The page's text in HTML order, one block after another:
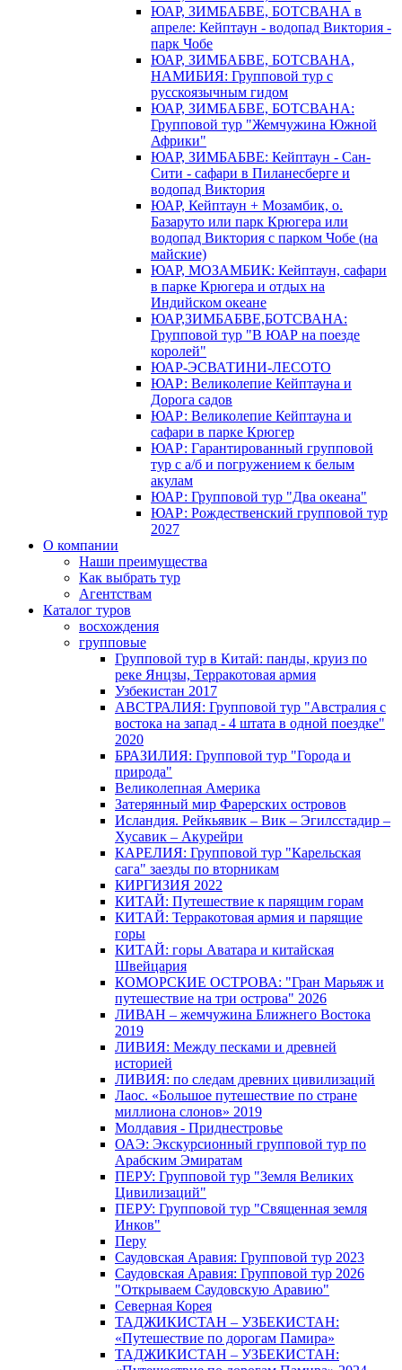
ЮАР, ЗИМБАБВЕ, БОТСВАНА в
апреле: Кейптаун - водопад Виктория -
парк Чобе
ЮАР, ЗИМБАБВЕ, БОТСВАНА,
НАМИБИЯ: Групповой тур с
русскоязычным гидом
ЮАР, ЗИМБАБВЕ, БОТСВАНА:
Групповой тур "Жемчужина Южной
Африки"
ЮАР, ЗИМБАБВЕ: Кейптаун - Сан-
Сити - сафари в Пиланесберге и
водопад Виктория
ЮАР, Кейптаун + Мозамбик, о.
Базаруто или парк Крюгера или
водопад Виктория с парком Чобе (на
майские)
ЮАР, МОЗАМБИК: Кейптаун, сафари
в парке Крюгера и отдых на
Индийском океане
ЮАР,ЗИМБАБВЕ,БОТСВАНА:
Групповой тур "В ЮАР на поезде
королей"
ЮАР-ЭСВАТИНИ-ЛЕСОТО
ЮАР: Великолепие Кейптауна и
Дорога садов
ЮАР: Великолепие Кейптауна и
сафари в парке Крюгер
ЮАР: Гарантированный групповой
тур с а/б и погружением к белым
акулам
ЮАР: Групповой тур "Два океана"
ЮАР: Рождественский групповой тур
2027
О компании
Наши преимущества
Как выбрать тур
Агентствам
Каталог туров
восхождения
групповые
Групповой тур в Китай: панды, круиз по
реке Янцзы, Терракотовая армия
Узбекистан 2017
АВСТРАЛИЯ: Групповой тур "Австралия с
востока на запад - 4 штата в одной поездке"
2020
БРАЗИЛИЯ: Групповой тур "Города и
природа"
Великолепная Америка
Затерянный мир Фарерских островов
Исландия. Рейкьявик – Вик – Эгилсстадир –
Хусавик – Акурейри
КАРЕЛИЯ: Групповой тур "Карельская
сага" заезды по вторникам
КИРГИЗИЯ 2022
КИТАЙ: Путешествие к парящим горам
КИТАЙ: Терракотовая армия и парящие
горы
КИТАЙ: горы Аватара и китайская
Швейцария
КОМОРСКИЕ ОСТРОВА: "Гран Марьяж и
путешествие на три острова" 2026
ЛИВАН – жемчужина Ближнего Востока
2019
ЛИВИЯ: Между песками и древней
историей
ЛИВИЯ: по следам древних цивилизаций
Лаос. «Большое путешествие по стране
миллиона слонов» 2019
Молдавия - Приднестровье
ОАЭ: Экскурсионный групповой тур по
Арабским Эмиратам
ПЕРУ: Групповой тур "Земля Великих
Цивилизаций"
ПЕРУ: Групповой тур "Священная земля
Инков"
Перу
Саудовская Аравия: Групповой тур 2023
Саудовская Аравия: Групповой тур 2026
"Открываем Саудовскую Аравию"
Северная Корея
ТАДЖИКИСТАН – УЗБЕКИСТАН:
«Путешествие по дорогам Памира»
ТАДЖИКИСТАН – УЗБЕКИСТАН: